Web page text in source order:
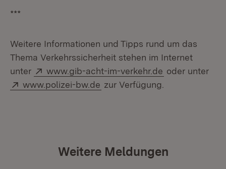
***
Weitere Informationen und Tipps rund um das
Thema Verkehrssicherheit stehen im Internet
unter
Extern:
www.gib-acht-im-verkehr.de (Öffnet in
oder unter
Extern:
www.polizei-bw.de (Öffnet in neuem Fenster)
zur Verfügung.
Weitere Meldungen